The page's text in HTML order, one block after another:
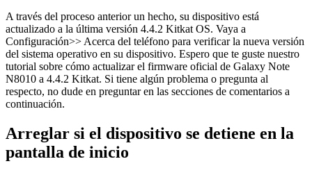
A través del proceso anterior un hecho, su dispositivo está
actualizado a la última versión 4.4.2 Kitkat OS. Vaya a
Configuración>> Acerca del teléfono para verificar la nueva versión
del sistema operativo en su dispositivo. Espero que te guste nuestro
tutorial sobre cómo actualizar el firmware oficial de Galaxy Note
N8010 a 4.4.2 Kitkat. Si tiene algún problema o pregunta al
respecto, no dude en preguntar en las secciones de comentarios a
continuación.
Arreglar si el dispositivo se detiene en la
pantalla de inicio